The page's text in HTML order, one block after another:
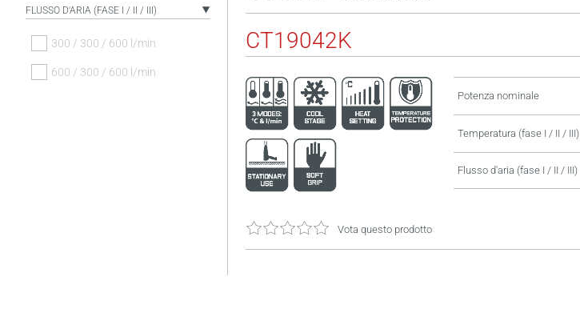
FLUSSO D'ARIA (FASE I / II / III)
300 / 300 / 600 l/min
600 / 300 / 600 l/min
CT19042K
Potenza nominale
Temperatura (fase I / II / III)
Flusso d'aria (fase I / II / III)
Vota questo prodotto